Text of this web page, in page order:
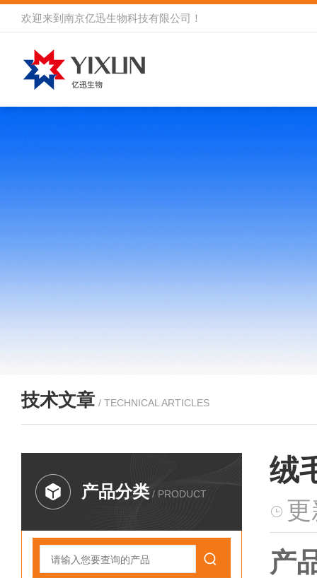
欢迎来到 南京亿迅生物科技有限公司 ！
技术文章 / TECHNICAL ARTICLES
产品分类 / PRODUCT
绒
产